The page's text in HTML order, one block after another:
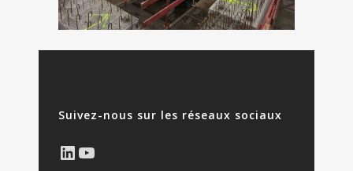
Suivez-nous sur les réseaux sociaux
LinkedIn
YouTube